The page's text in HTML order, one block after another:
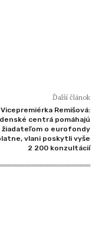
Ďalší článok
Vicepremiérka Remišová:
centrá pomáhajú
žiadateľom o eurofondy
vlani poskytli vyše
2 200 konzultácií